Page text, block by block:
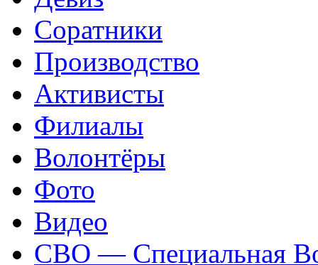
Соратники
Производство
Активисты
Филиалы
Волонтёры
Фото
Видео
СВО — Специальная